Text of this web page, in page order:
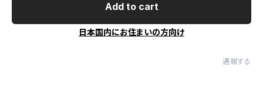
Add to cart
日本国内にお住まいの方向け
通報する